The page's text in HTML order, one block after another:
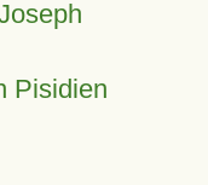
Pisidien